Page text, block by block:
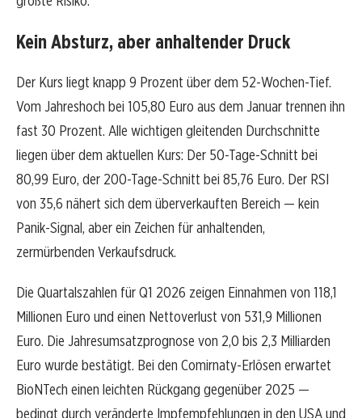
Kein Absturz, aber anhaltender Druck
Der Kurs liegt knapp 9 Prozent über dem 52-Wochen-Tief.
Vom Jahreshoch bei 105,80 Euro aus dem Januar trennen ihn
fast 30 Prozent. Alle wichtigen gleitenden Durchschnitte
liegen über dem aktuellen Kurs: Der 50-Tage-Schnitt bei
80,99 Euro, der 200-Tage-Schnitt bei 85,76 Euro. Der RSI
von 35,6 nähert sich dem überverkauften Bereich — kein
Panik-Signal, aber ein Zeichen für anhaltenden,
zermürbenden Verkaufsdruck.
Die Quartalszahlen für Q1 2026 zeigen Einnahmen von 118,1
Millionen Euro und einen Nettoverlust von 531,9 Millionen
Euro. Die Jahresumsatzprognose von 2,0 bis 2,3 Milliarden
Euro wurde bestätigt. Bei den Comirnaty-Erlösen erwartet
BioNTech einen leichten Rückgang gegenüber 2025 —
bedingt durch veränderte Impfempfehlungen in den USA und